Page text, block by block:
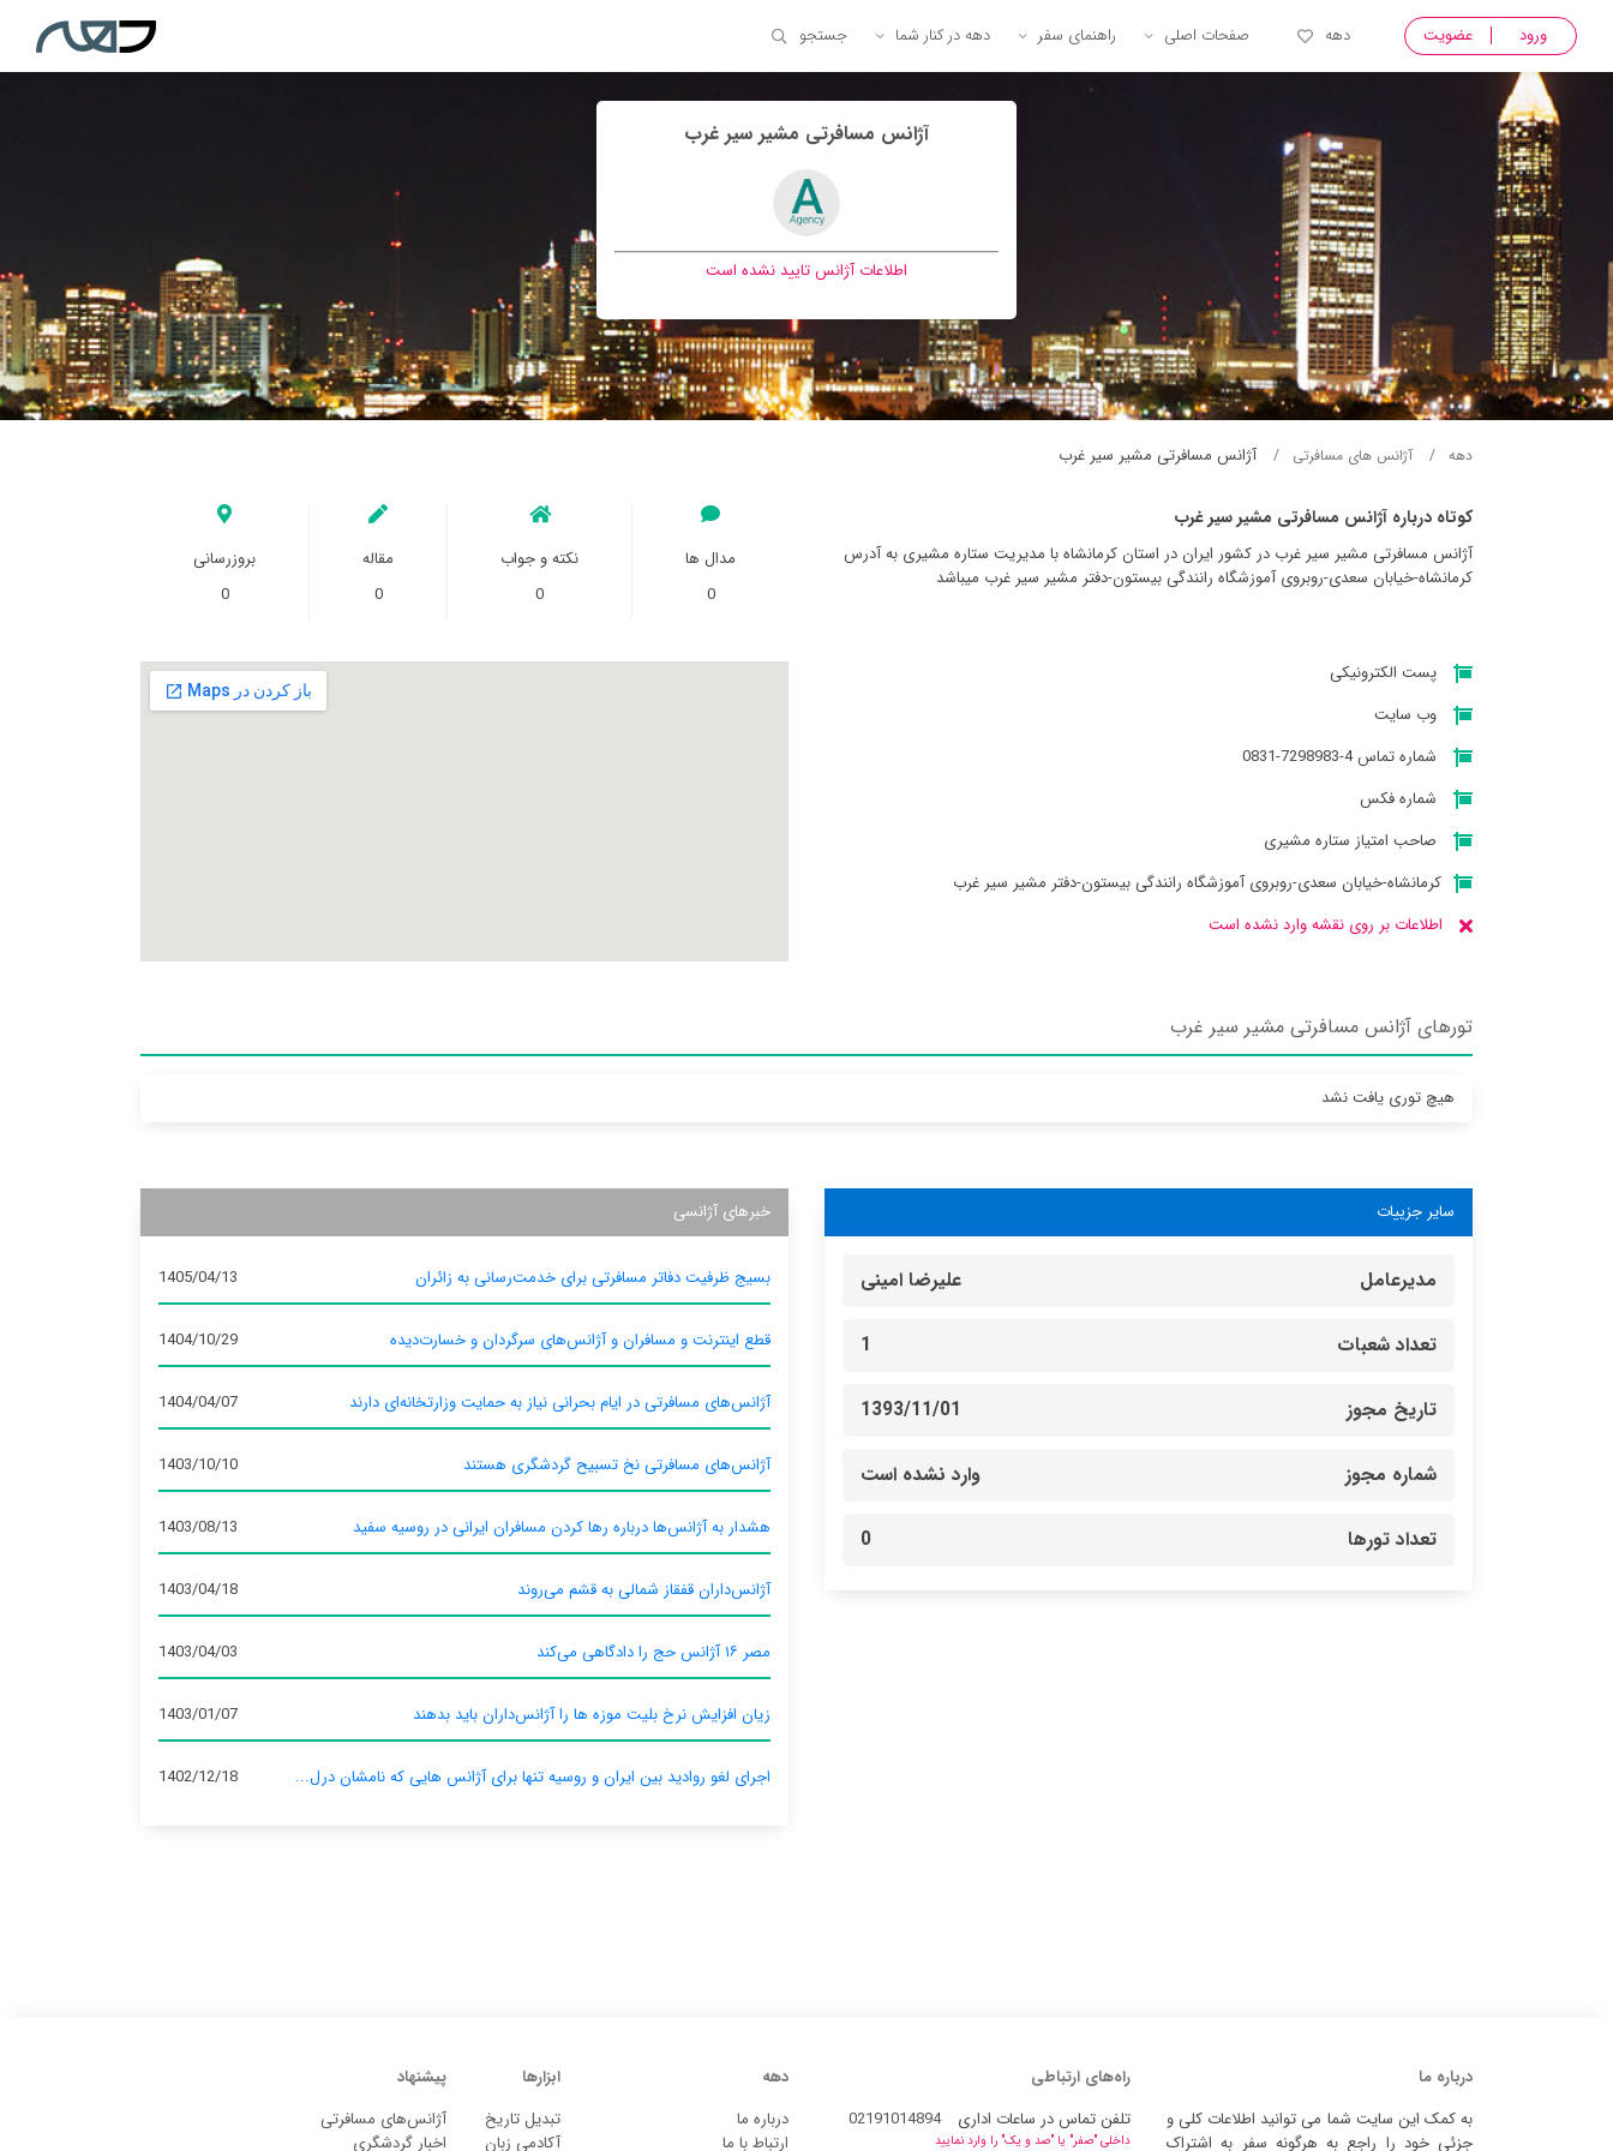
ورود عضویت دهه صفحات اصلی راهنمای سفر دهه در کنار شما جستجو
آژانس مسافرتی مشير سير غرب
اطلاعات آژانس تایید نشده است
دهه آژانس های مسافرتی آژانس مسافرتی مشير سير غرب
کوتاه درباره آژانس مسافرتی مشير سير غرب
آژانس مسافرتی مشير سير غرب در کشور ایران در استان کرمانشاه با مدیریت ستاره مشیری به آدرس
کرمانشاه-خیابان سعدی-روبروی آموزشگاه رانندگی بیستون-دفتر مشیر سیر غرب میباشد
مدال ها
0
نکته و جواب
0
مقاله
0
بروزرسانی
0
پست الکترونیکی
وب سایت
شماره تماس 4-7298983-0831
شماره فکس
صاحب امتیاز ستاره مشیری
کرمانشاه-خیابان سعدی-روبروی آموزشگاه رانندگی بیستون-دفتر مشیر سیر غرب
اطلاعات بر روی نقشه وارد نشده است
تورهای آژانس مسافرتی مشير سير غرب
هیچ توری یافت نشد
سایر جزییات
مدیرعامل علیرضا امینی
تعداد شعبات 1
تاریخ مجوز 1393/11/01
شماره مجوز وارد نشده است
تعداد تورها 0
خبرهای آژانسی
بسیج ظرفیت دفاتر مسافرتی برای خدمت‌رسانی به زائران 1405/04/13
قطع اینترنت و مسافران و آژانس‌های سرگردان و خسارت‌دیده 1404/10/29
آژانس‌های مسافرتی در ایام بحرانی نیاز به حمایت وزارتخانه‌ای دارند 1404/04/07
آژانس‌های مسافرتی نخ تسبیح گردشگری هستند 1403/10/10
هشدار به آژانس‌ها درباره رها کردن مسافران ایرانی در روسیه سفید 1403/08/13
آژانس‌داران قفقاز شمالی به قشم می‌روند 1403/04/18
مصر ۱۶ آژانس حج را دادگاهی می‌کند 1403/04/03
زیان افزایش نرخ بلیت موزه ها را آژانس‌داران باید بدهند 1403/01/07
اجرای لغو روادید بین ایران و روسیه تنها برای آژانس‌ هایی که نامشان درل... 1402/12/18
درباره ما
به کمک این سایت شما می توانید اطلاعات کلی و
جزئی خود را راجع به هرگونه سفر به اشتراک
راه‌های ارتباطی
تلفن تماس در ساعات اداری
02191014894
داخلی "صفر" یا "صد و یک" را وارد نمایید
دهه
درباره ما
ارتباط با ما
ابزارها
تبدیل تاریخ
آکادمی زبان
پیشنهاد
آژانس‌های مسافرتی
اخبار گردشگری